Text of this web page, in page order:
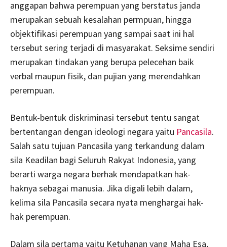
anggapan bahwa perempuan yang berstatus janda
merupakan sebuah kesalahan permpuan, hingga
objektifikasi perempuan yang sampai saat ini hal
tersebut sering terjadi di masyarakat. Seksime sendiri
merupakan tindakan yang berupa pelecehan baik
verbal maupun fisik, dan pujian yang merendahkan
perempuan.
Bentuk-bentuk diskriminasi tersebut tentu sangat
bertentangan dengan ideologi negara yaitu Pancasila.
Salah satu tujuan Pancasila yang terkandung dalam
sila Keadilan bagi Seluruh Rakyat Indonesia, yang
berarti warga negara berhak mendapatkan hak-
haknya sebagai manusia. Jika digali lebih dalam,
kelima sila Pancasila secara nyata menghargai hak-
hak perempuan.
Dalam sila pertama yaitu Ketuhanan yang Maha Esa,